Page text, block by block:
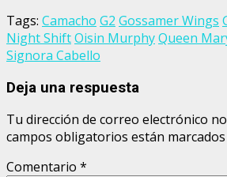
Tags: Camacho G2 Gossamer Wings
Night ShiftOisin MurphyQueen
Signora Cabello
Deja una respuesta
Tu dirección de correo electrónico
campos obligatorios están
Comentario *